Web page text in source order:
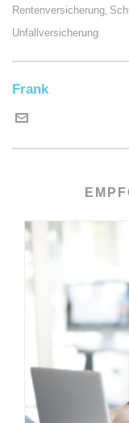
Rentenversicherung,
Unfallversicherung
Frank